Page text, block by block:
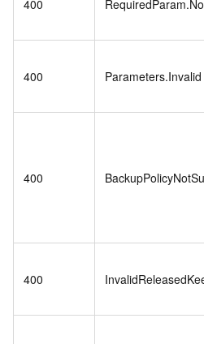
400
400 Parameters.Invalid
400
400